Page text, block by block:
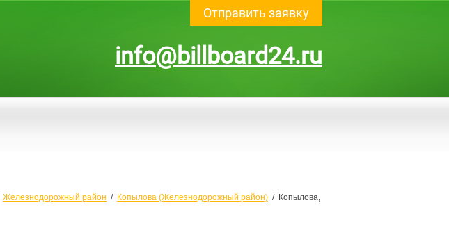
Отправить заявку
info@billboard24.ru
Железнодорожный район
  /
Копылова (Железнодорожный район)
  /  Копылова,